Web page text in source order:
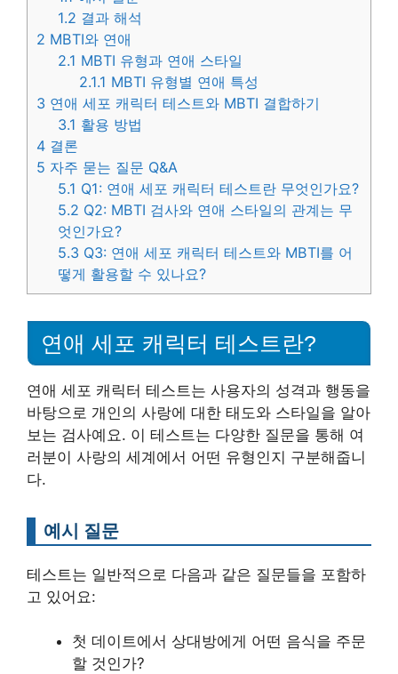
1.2 결과 해석
2 MBTI와 연애
2.1 MBTI 유형과 연애 스타일
2.1.1 MBTI 유형별 연애 특성
3 연애 세포 캐릭터 테스트와 MBTI 결합하기
3.1 활용 방법
4 결론
5 자주 묻는 질문 Q&A
5.1 Q1: 연애 세포 캐릭터 테스트란 무엇인가요?
5.2 Q2: MBTI 검사와 연애 스타일의 관계는 무
엇인가요?
5.3 Q3: 연애 세포 캐릭터 테스트와 MBTI를 어
떻게 활용할 수 있나요?
연애 세포 캐릭터 테스트란?
연애 세포 캐릭터 테스트는 사용자의 성격과 행동을
바탕으로 개인의 사랑에 대한 태도와 스타일을 알아
보는 검사예요. 이 테스트는 다양한 질문을 통해 여
러분이 사랑의 세계에서 어떤 유형인지 구분해줍니
다.
예시 질문
테스트는 일반적으로 다음과 같은 질문들을 포함하
고 있어요:
첫 데이트에서 상대방에게 어떤 음식을 주문
할 것인가?